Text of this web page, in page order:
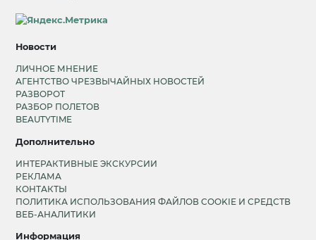
Новости
ЛИЧНОЕ МНЕНИЕ
АГЕНТСТВО ЧРЕЗВЫЧАЙНЫХ НОВОСТЕЙ
РАЗВОРОТ
РАЗБОР ПОЛЕТОВ
BEAUTYTIME
Дополнительно
ИНТЕРАКТИВНЫЕ ЭКСКУРСИИ
РЕКЛАМА
КОНТАКТЫ
ПОЛИТИКА ИСПОЛЬЗОВАНИЯ ФАЙЛОВ COOKIE И СРЕДСТВ
ВЕБ-АНАЛИТИКИ
Информация